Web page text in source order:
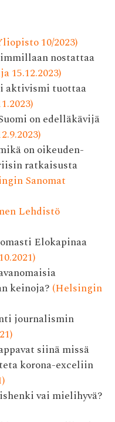
10/2023)
nostattaa
15.12.2023)
aktivismi tuottaa
on edelläkävijä
on oikeuden­
ratkaisusta
Sanomat
Lehdistö
Elokapinaa
keinoja? (Helsingin
journalismin
siinä missä
korona-exceliin
vai mielihyvä?